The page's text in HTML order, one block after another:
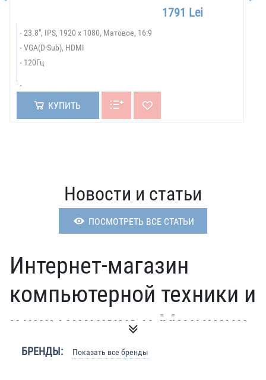
1791 Lei
23.8", IPS, 1920 x 1080, Матовое, 16:9
VGA(D-Sub), HDMI
120Гц
КУПИТЬ
Новости и статьи
ПОСМОТРЕТЬ ВСЕ СТАТЬИ
Интернет-магазин
компьютерной техники и
электроники в Молдове
Цифровая техника, ноутбуки, планшеты, компьютеры,
мобильные телефоны и другие электронные устройства
БРЕНДЫ: Показать все бренды